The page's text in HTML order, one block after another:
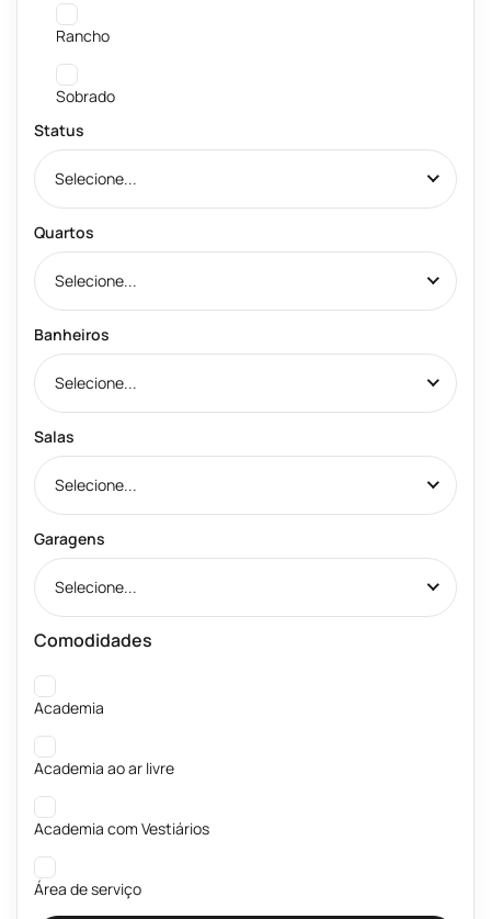
Rancho
Sobrado
Status
Selecione...
Quartos
Selecione...
Banheiros
Selecione...
Salas
Selecione...
Garagens
Selecione...
Comodidades
Academia
Academia ao ar livre
Academia com Vestiários
Área de serviço